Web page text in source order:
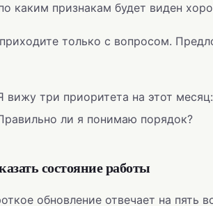
каким признакам будет виден
только с вопросом.
вижу три приоритета на этот
ли я понимаю порядок?
состояние работы
обновление отвечает на пять